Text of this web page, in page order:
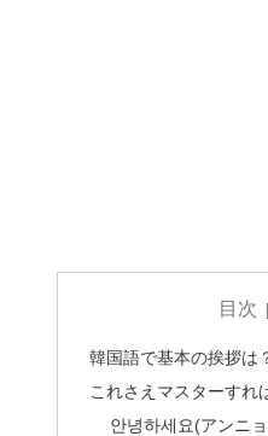
目次
韓国語で基本の挨拶は
これさえマスターすれ
안녕하세요(アンニ